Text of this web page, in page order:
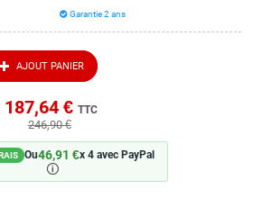
Garantie 2 ans
AJOUT PANIER
187,64 € TTC
246,90 €
Ou46,91 €x 4 avec PayPal
🛈